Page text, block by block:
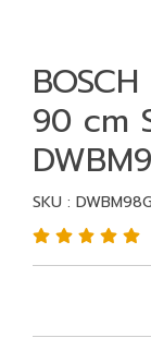
90 cm
SKU :